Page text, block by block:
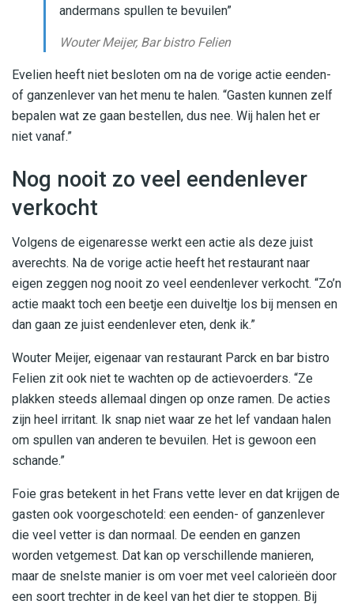
andermans spullen te bevuilen”
Wouter Meijer, Bar bistro Felien
Evelien heeft niet besloten om na de vorige actie eenden-
of ganzenlever van het menu te halen. “Gasten kunnen zelf
bepalen wat ze gaan bestellen, dus nee. Wij halen het er
niet vanaf.”
Nog nooit zo veel eendenlever
verkocht
Volgens de eigenaresse werkt een actie als deze juist
averechts. Na de vorige actie heeft het restaurant naar
eigen zeggen nog nooit zo veel eendenlever verkocht. “Zo’n
actie maakt toch een beetje een duiveltje los bij mensen en
dan gaan ze juist eendenlever eten, denk ik.”
Wouter Meijer, eigenaar van restaurant Parck en bar bistro
Felien zit ook niet te wachten op de actievoerders. “Ze
plakken steeds allemaal dingen op onze ramen. De acties
zijn heel irritant. Ik snap niet waar ze het lef vandaan halen
om spullen van anderen te bevuilen. Het is gewoon een
schande.”
Foie gras betekent in het Frans vette lever en dat krijgen de
gasten ook voorgeschoteld: een eenden- of ganzenlever
die veel vetter is dan normaal. De eenden en ganzen
worden vetgemest. Dat kan op verschillende manieren,
maar de snelste manier is om voer met veel calorieën door
een soort trechter in de keel van het dier te stoppen. Bij